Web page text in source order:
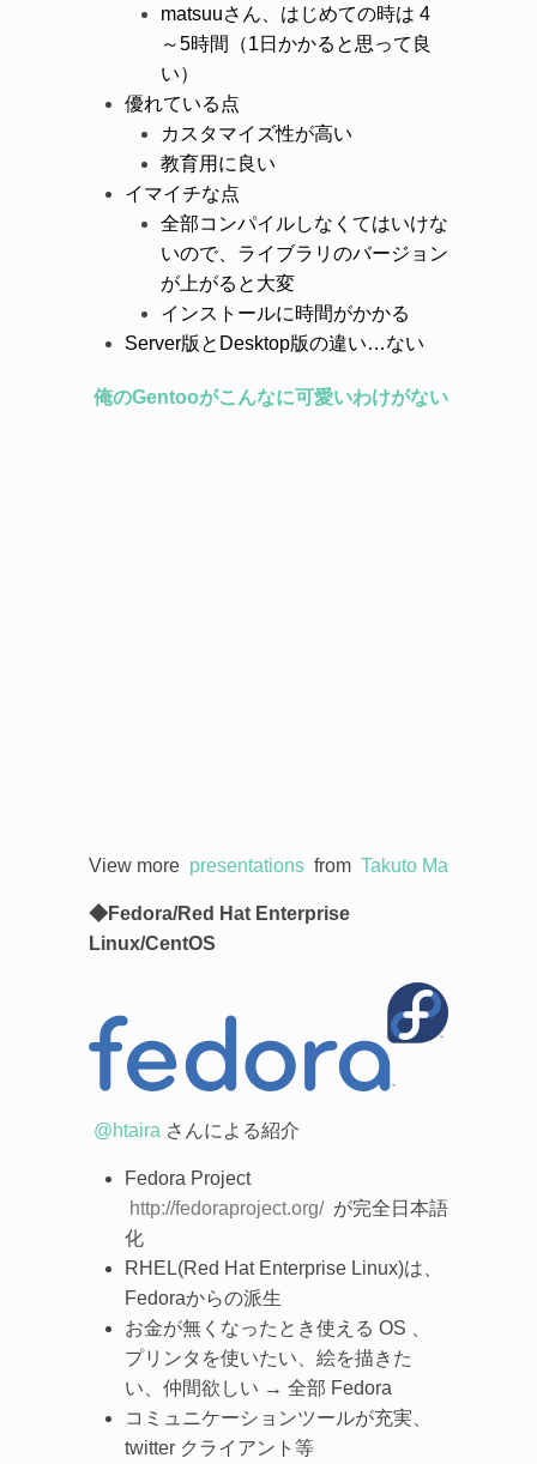
matsuuさん、はじめての時は 4
～5時間（1日かかると思って良
い）
優れている点
カスタマイズ性が高い
教育用に良い
イマイチな点
全部コンパイルしなくてはいけな
いので、ライブラリのバージョン
が上がると大変
インストールに時間がかかる
Server版とDesktop版の違い…ない
俺のGentooがこんなに可愛いわけがない
View more presentations from Takuto Matsuu
◆Fedora/Red Hat Enterprise
Linux/CentOS
@htaira さんによる紹介
Fedora Project
http://fedoraproject.org/ が完全日本語
化
RHEL(Red Hat Enterprise Linux)は、
Fedoraからの派生
お金が無くなったとき使える OS 、
プリンタを使いたい、絵を描きた
い、仲間欲しい → 全部 Fedora
コミュニケーションツールが充実、
twitter クライアント等